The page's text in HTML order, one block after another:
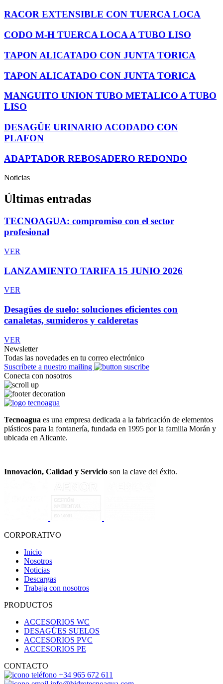
RACOR EXTENSIBLE CON TUERCA LOCA
CODO M-H TUERCA LOCA A TUBO LISO
TAPON ALICATADO CON JUNTA TORICA
TAPON ALICATADO CON JUNTA TORICA
MANGUITO UNION TUBO METALICO A TUBO
LISO
DESAGÜE URINARIO ACODADO CON
PLAFON
ADAPTADOR REBOSADERO REDONDO
Noticias
Últimas entradas
TECNOAGUA: compromiso con el sector
profesional
VER
LANZAMIENTO TARIFA 15 JUNIO 2026
VER
Desagües de suelo: soluciones eficientes con
canaletas, sumideros y calderetas
VER
Newsletter
Todas las novedades en tu correo electrónico
Suscríbete a nuestro mailing
Conecta con nosotros
Tecnoagua es una empresa dedicada a la fabricación de elementos
plásticos para la fontanería, fundada en 1995 por la familia Morán y
ubicada en Alicante.
Innovación, Calidad y Servicio son la clave del éxito.
CORPORATIVO
Inicio
Nosotros
Noticias
Descargas
Trabaja con nosotros
PRODUCTOS
ACCESORIOS WC
DESAGÜES SUELOS
ACCESORIOS PVC
ACCESORIOS PE
CONTACTO
+34 965 672 611